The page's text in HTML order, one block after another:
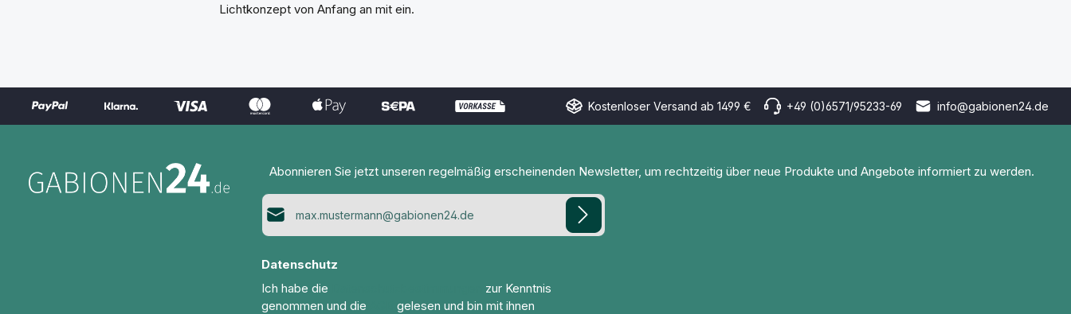
Lichtkonzept von Anfang an mit ein.
Kostenloser Versand ab 1499 € +49 (0)6571/95233-69 info@gabionen24.de
Abonnieren Sie jetzt unseren regelmäßig erscheinenden Newsletter, um rechtzeitig über neue Produkte und Angebote informiert zu werden.
E-Mail-Adresse*
Datenschutz
Ich habe die
zur Kenntnis
genommen und die
gelesen und bin mit ihnen